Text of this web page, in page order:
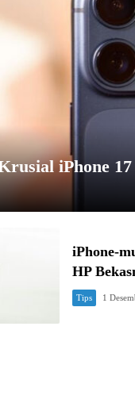
iPhone
iPhone-
HP
Tips 1